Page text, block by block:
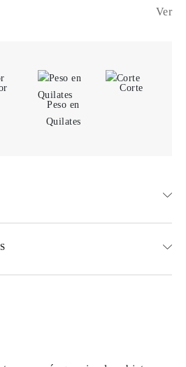
Ver
Peso en
Quilates
Corte
también están disponibles
envío, costos y tiempos de entrega se